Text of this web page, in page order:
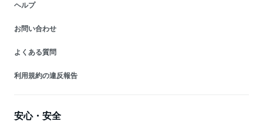
ヘルプ
お問い合わせ
よくある質問
利用規約の違反報告
安心・安全